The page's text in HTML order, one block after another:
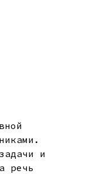
и
речь